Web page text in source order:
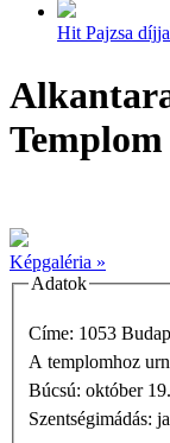
Hit Pajzsa
Templom
Képgaléria »
Adatok
Címe: 1053
A templomhoz
Búcsú: október 19.